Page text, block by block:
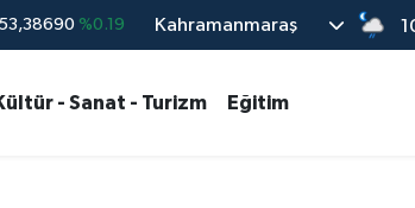
61,60380 %0.18
14.598,00 %0
Kahramanmaraş
- Sanat - Turizm Eğitim